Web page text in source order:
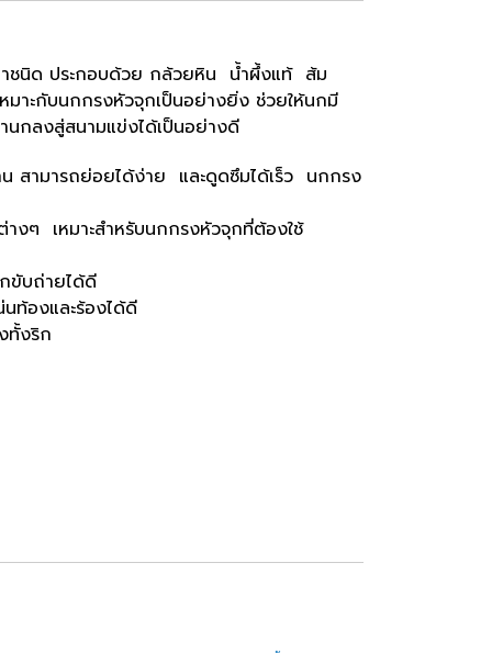
าชนิด ประกอบด้วย กล้วยหิน น้ำผึ้งแท้ ส้ม
าะกับนกกรงหัวจุกเป็นอย่างยิ่ง ช่วยให้นกมี
กลงสู่สนามแข่งได้เป็นอย่างดี
สามารถย่อยได้ง่าย และดูดซึมได้เร็ว นกกรง
งๆ เหมาะสำหรับนกกรงหัวจุกที่ต้องใช้
ขับถ่ายได้ดี
ท้องและร้องได้ดี
ทั้งริก